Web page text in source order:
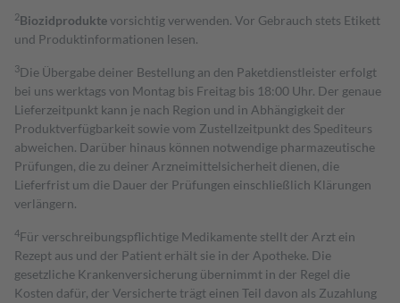
2Biozidproduktevorsichtig verwenden. Vor Gebrauch stets Etikett
und Produktinformationen lesen.
3Die Übergabe deiner Bestellung an den Paketdienstleister erfolgt
bei uns werktags von Montag bis Freitag bis 18:00 Uhr. Der genaue
Lieferzeitpunkt kann je nach Region und in Abhängigkeit der
Produktverfügbarkeit sowie vom Zustellzeitpunkt des Spediteurs
abweichen. Darüber hinaus können notwendige pharmazeutische
Prüfungen, die zu deiner Arzneimittelsicherheit dienen, die
Lieferfrist um die Dauer der Prüfungen einschließlich Klärungen
verlängern.
4Für verschreibungspflichtige Medikamente stellt der Arzt ein
Rezept aus und der Patient erhält sie in der Apotheke. Die
gesetzliche Krankenversicherung übernimmt in der Regel die
Kosten dafür, der Versicherte trägt einen Teil davon als Zuzahlung